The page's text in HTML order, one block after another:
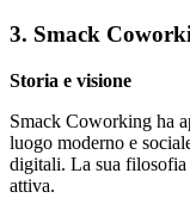
3. Smack
Storia e visione
Smack Coworking ha
luogo moderno e
digitali. La sua filosofia
attiva.